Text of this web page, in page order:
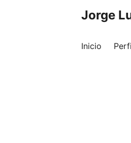
Jorge
Inicio